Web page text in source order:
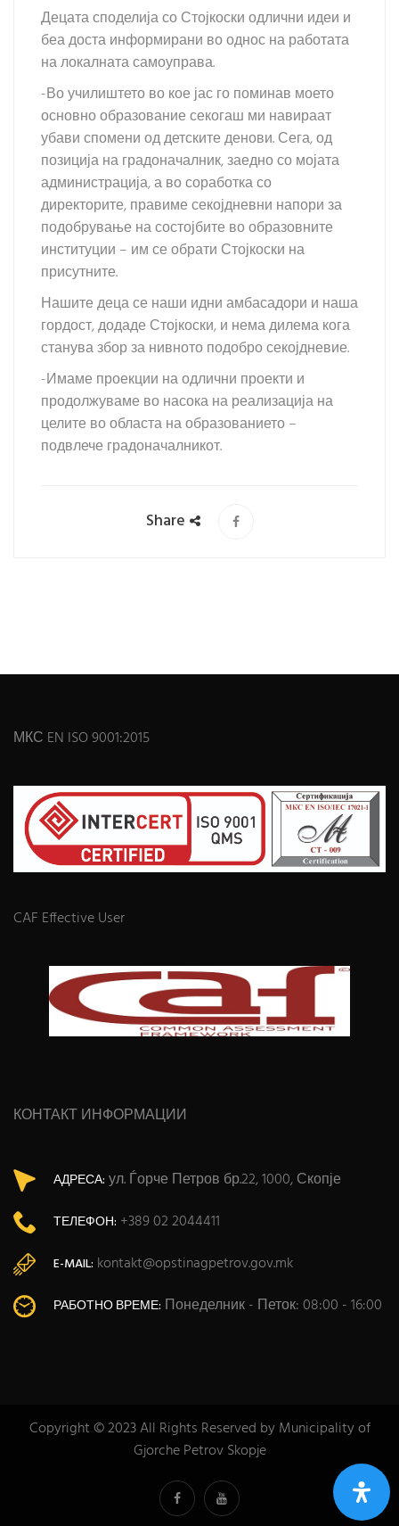
Децата споделија со Стојкоски одлични идеи и
беа доста информирани во однос на работата
на локалната самоуправа.
-Во училиштето во кое јас го поминав моето
основно образование секогаш ми навираат
убави спомени од детските денови. Сега, од
позиција на градоначалник, заедно со мојата
администрација, а во соработка со
директорите, правиме секојдневни напори за
подобрување на состојбите во образовните
институции – им се обрати Стојкоски на
присутните.
Нашите деца се наши идни амбасадори и наша
гордост, додаде Стојкоски, и нема дилема кога
станува збор за нивното подобро секојдневие.
-Имаме проекции на одлични проекти и
продолжуваме во насока на реализација на
целите во областа на образованието –
подвлече градоначалникот.
Share
МКС EN ISO 9001:2015
CAF Effective User
КОНТАКТ ИНФОРМАЦИИ
АДРЕСА: ул. Ѓорче Петров бр.22, 1000, Скопје
ТЕЛЕФОН: +389 02 2044411
E-MAIL: kontakt@opstinagpetrov.gov.mk
РАБОТНО ВРЕМЕ: Понеделник - Петок: 08:00 - 16:00
Copyright © 2023 All Rights Reserved by Municipality of
Gjorche Petrov Skopje